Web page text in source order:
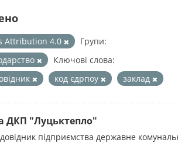
Attribution 4.0
Групи:
Ключові слова:
код єдрпоу заклад
ДКП "Луцьктепло"
підприємства державне